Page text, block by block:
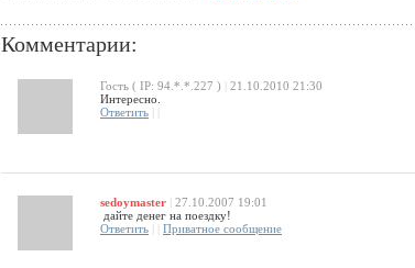
Комментарии:
Гость ( IP: 94.*.*.227 )
21.10.2010 21:30
Интересно.
Ответить
sedoymaster
27.10.2007 19:01
дайте денег на поездку!
Ответить
Приватное сообщение